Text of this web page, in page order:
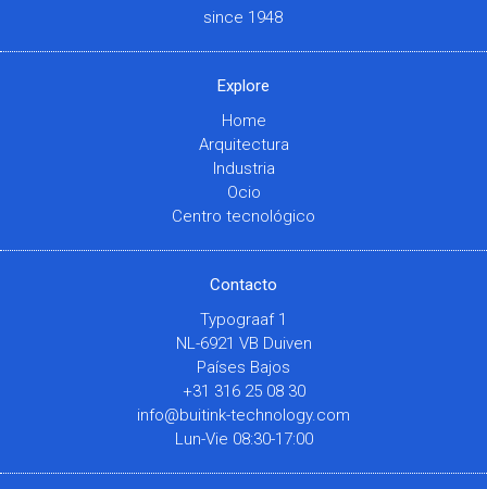
since 1948
Explore
Home
Arquitectura
Industria
Ocio
Centro tecnológico
Contacto
Typograaf 1
NL-6921 VB Duiven
Países Bajos
+31 316 25 08 30
info@buitink-technology.com
Lun-Vie 08:30-17:00